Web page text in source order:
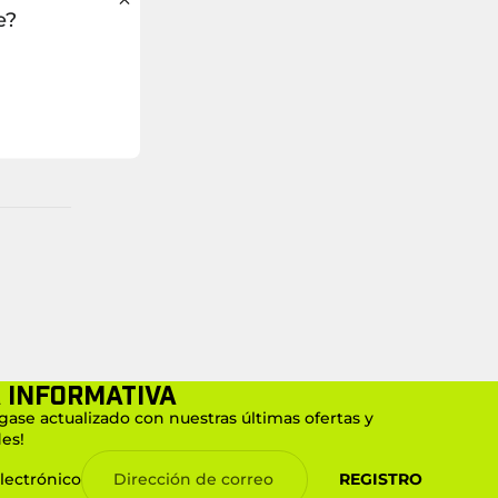
informativa
actualizado con nuestras últimas ofertas y
REGISTRO